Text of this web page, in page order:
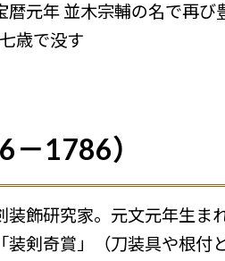
元年 並木宗輔の名で再
歳で没す
1786）
装飾研究家。元文元年生
剣奇賞」（刀装具や根付